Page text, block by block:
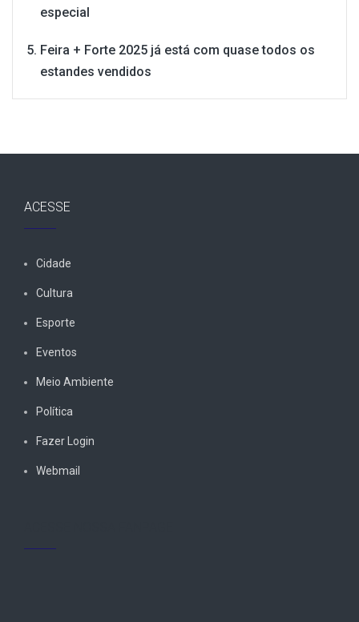
especial
Feira + Forte 2025 já está com quase todos os
estandes vendidos
ACESSE
Cidade
Cultura
Esporte
Eventos
Meio Ambiente
Política
Fazer Login
Webmail